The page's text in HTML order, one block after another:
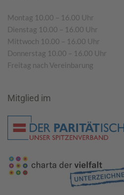
Montag 10.00 – 16.00 Uhr
Dienstag 10.00 – 16.00 Uhr
Mittwoch 10.00 – 16.00 Uhr
Donnerstag 10.00 – 16.00 Uhr
Freitag nach Vereinbarung
Mitglied im